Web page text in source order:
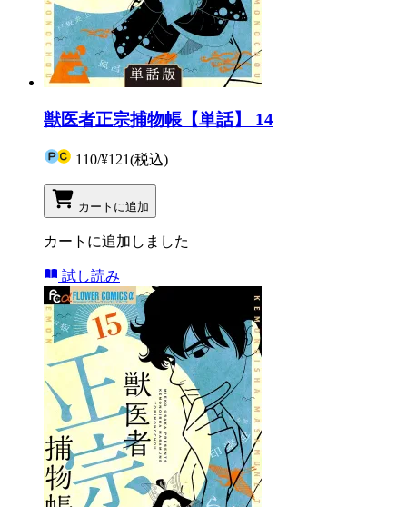
獣医者正宗捕物帳【単話】 14
110/¥121(税込)
カートに追加
カートに追加しました
試し読み